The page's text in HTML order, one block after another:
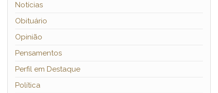
Notícias
Obituário
Opinião
Pensamentos
Perfil em Destaque
Política